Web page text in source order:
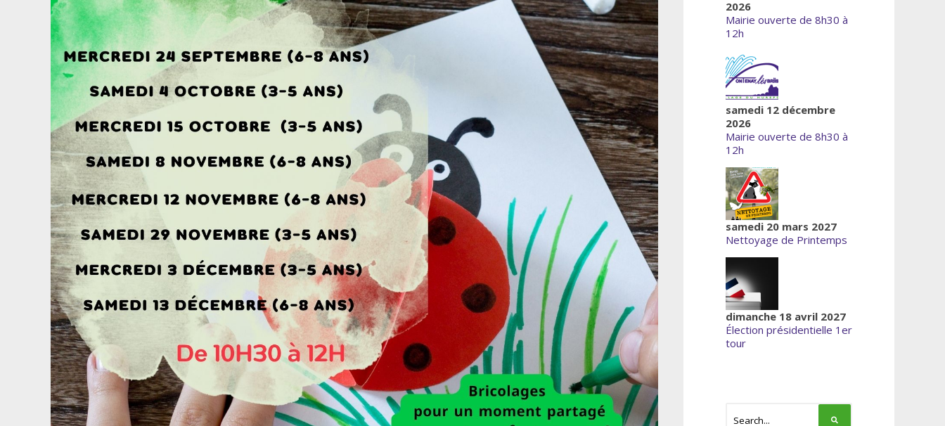
2026
Mairie ouverte de 8h30 à
12h
samedi 12 décembre
2026
Mairie ouverte de 8h30 à
12h
samedi 20 mars 2027
Nettoyage de Printemps
dimanche 18 avril 2027
Élection présidentielle 1er
tour